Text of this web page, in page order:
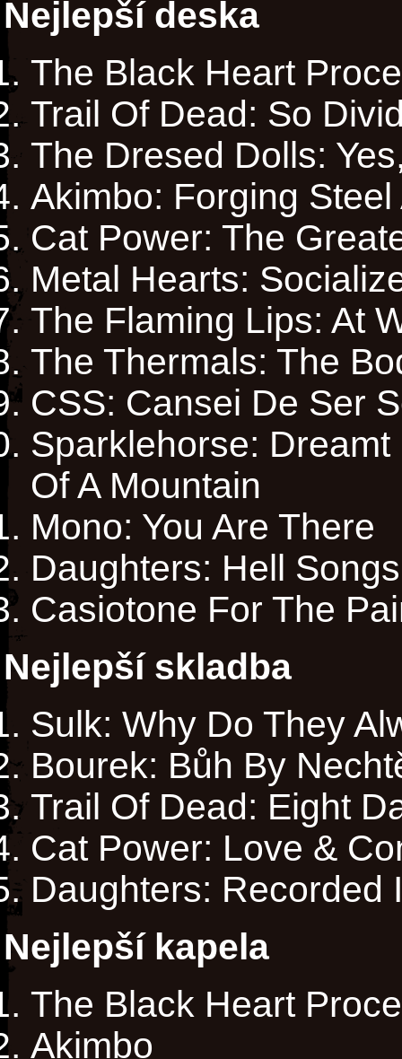
Nejlepší deska
The Black Heart
Trail Of Dead: So
The Dresed Dolls:
Akimbo: Forging
Cat Power: The
Metal Hearts:
The Flaming Lips: At
The Thermals: The
CSS: Cansei De Ser
Sparklehorse:
Of A Mountain
Mono: You Are There
Daughters: Hell Songs
Casiotone For The
Nejlepší skladba
Sulk: Why Do They
Bourek: Bůh By
Trail Of Dead: Eight
Cat Power: Love &
Daughters: Recorded
Nejlepší kapela
The Black Heart
Akimbo